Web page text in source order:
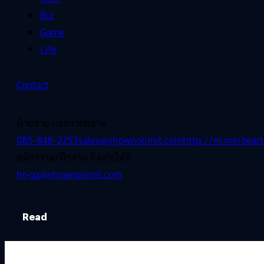
Biz
Game
Life
Contact
ฝ่ายขาย และการตลาด
085-848-2253sales@shownolimit.comhttp://m.me/
สมัครงาน/ฝึกงาน ติดต่อได้ที่
hr-ga@shownolimit.com
Read